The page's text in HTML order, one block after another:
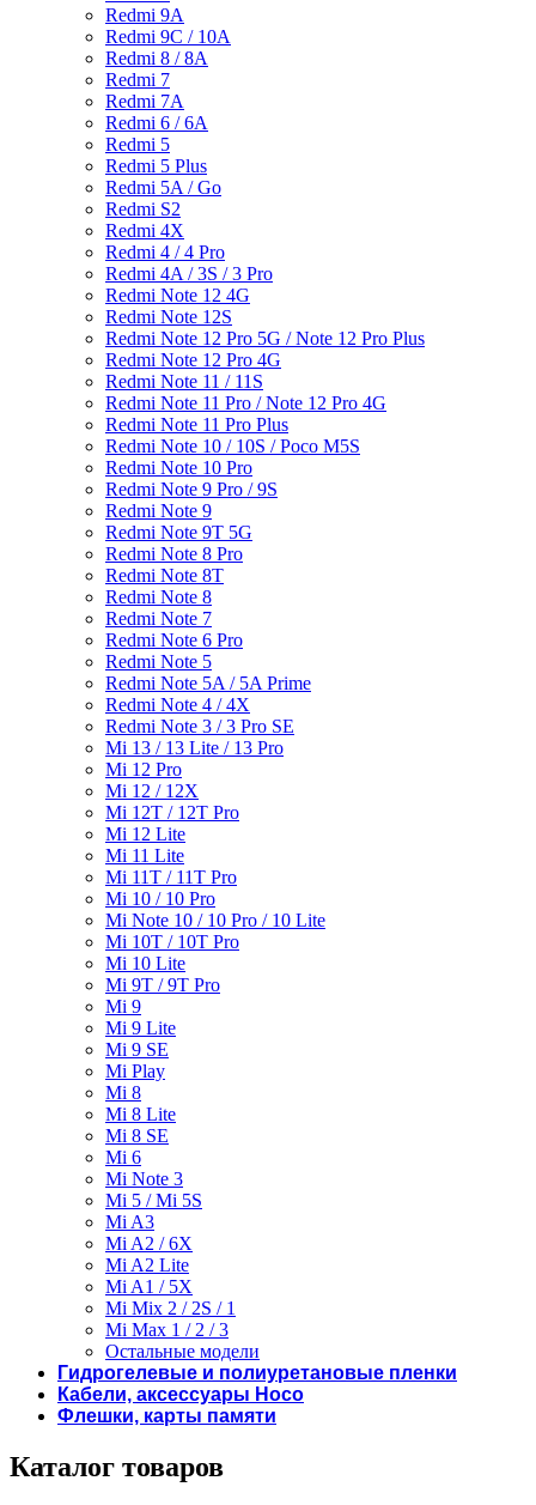
Redmi 9A
Redmi 9C / 10A
Redmi 8 / 8A
Redmi 7
Redmi 7A
Redmi 6 / 6A
Redmi 5
Redmi 5 Plus
Redmi 5A / Go
Redmi S2
Redmi 4X
Redmi 4 / 4 Pro
Redmi 4A / 3S / 3 Pro
Redmi Note 12 4G
Redmi Note 12S
Redmi Note 12 Pro 5G / Note 12 Pro Plus
Redmi Note 12 Pro 4G
Redmi Note 11 / 11S
Redmi Note 11 Pro / Note 12 Pro 4G
Redmi Note 11 Pro Plus
Redmi Note 10 / 10S / Poco M5S
Redmi Note 10 Pro
Redmi Note 9 Pro / 9S
Redmi Note 9
Redmi Note 9T 5G
Redmi Note 8 Pro
Redmi Note 8T
Redmi Note 8
Redmi Note 7
Redmi Note 6 Pro
Redmi Note 5
Redmi Note 5A / 5A Prime
Redmi Note 4 / 4X
Redmi Note 3 / 3 Pro SE
Mi 13 / 13 Lite / 13 Pro
Mi 12 Pro
Mi 12 / 12X
Mi 12T / 12T Pro
Mi 12 Lite
Mi 11 Lite
Mi 11T / 11T Pro
Mi 10 / 10 Pro
Mi Note 10 / 10 Pro / 10 Lite
Mi 10T / 10T Pro
Mi 10 Lite
Mi 9T / 9T Pro
Mi 9
Mi 9 Lite
Mi 9 SE
Mi Play
Mi 8
Mi 8 Lite
Mi 8 SE
Mi 6
Mi Note 3
Mi 5 / Mi 5S
Mi A3
Mi A2 / 6X
Mi A2 Lite
Mi A1 / 5X
Mi Mix 2 / 2S / 1
Mi Max 1 / 2 / 3
Остальные модели
Гидрогелевые и полиуретановые пленки
Кабели, аксессуары Hoco
Флешки, карты памяти
Каталог товаров